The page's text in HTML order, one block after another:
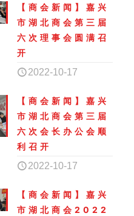
【商会新闻】嘉兴
市湖北商会第三届
六次理事会圆满召
开
2022-10-17
【商会新闻】嘉兴
市湖北商会第三届
六次会长办公会顺
利召开
2022-10-17
【商会新闻】嘉兴
市湖北商会2022